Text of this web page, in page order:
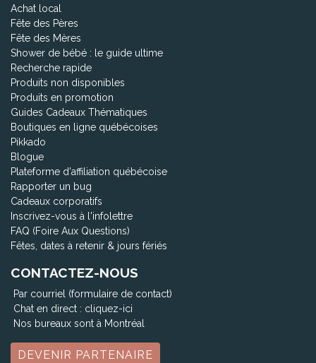
Achat local
Fête des Pères
Fête des Mères
Shower de bébé : le guide ultime
Recherche rapide
Produits non disponibles
Produits en promotion
Guides Cadeaux Thématiques
Boutiques en ligne québécoises
Pikkado
Blogue
Plateforme d'affiliation québécoise
Rapporter un bug
Cadeaux corporatifs
Inscrivez-vous à l'infolettre
FAQ (Foire Aux Questions)
Fêtes, dates à retenir & jours fériés
CONTACTEZ-NOUS
Par courriel (formulaire de contact)
Chat en direct : cliquez-ici
Nos bureaux sont à Montréal
DEVENIR PARTENAIRE